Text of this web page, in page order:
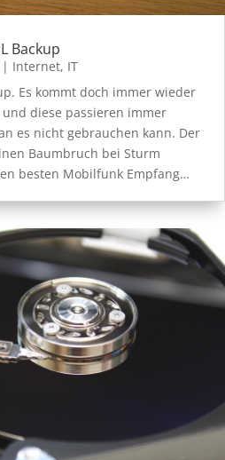
Backup
| Internet, IT
Es kommt doch immer wieder
diese passieren immer
es nicht gebrauchen kann. Der
Baumbruch bei Sturm
besten Mobilfunk Empfang…